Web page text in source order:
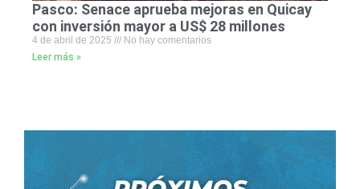
Pasco: Senace aprueba mejoras en Quicay
con inversión mayor a US$ 28 millones
4 de abril de 2025
No hay comentarios
Leer más »